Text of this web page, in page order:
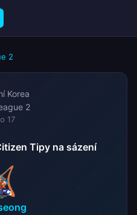
2
Korea
2
17
Tipy na sázení